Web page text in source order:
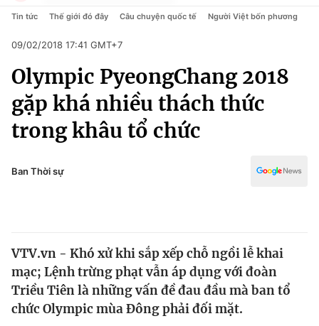
Chuyên mục
Chính trị
Xã hội
Pháp luật
Thế giới
Tin tức
Thế giới đó đây
Kinh tế
Chính trị
Pháp luật
Kinh tế
Thể thao
Truyền hình
Văn hóa - Giải trí
Y tế
Công nghệ
Tin tức Thế giới đó đây Câu chuyện quốc tế Người Việt bốn phương
09/02/2018 17:41 GMT+7
Olympic PyeongChang 2018
gặp khá nhiều thách thức
trong khâu tổ chức
Ban Thời sự
VTV.vn - Khó xử khi sắp xếp chỗ ngồi lễ khai
mạc; Lệnh trừng phạt vẫn áp dụng với đoàn
Triều Tiên là những vấn đề đau đầu mà ban tổ
chức Olympic mùa Đông phải đối mặt.